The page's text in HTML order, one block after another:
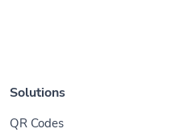
Solutions
QR Codes